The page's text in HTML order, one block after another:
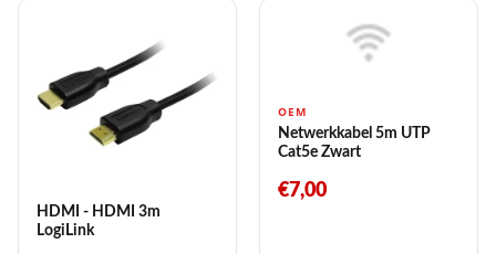
HDMI - HDMI 3m
LogiLink
OEM
Netwerkkabel 5m UTP
Cat5e Zwart
€7,00